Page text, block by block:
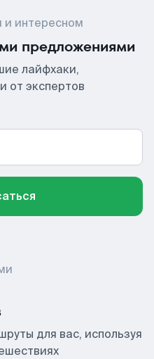
и интересном
предложениями
лайфхаки,
от экспертов
для вас, используя